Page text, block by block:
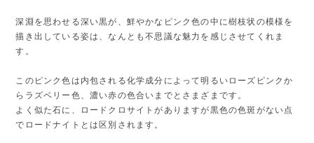
深淵を思わせる深い黒が、鮮やかなピンク色の中に樹枝状の模様を
描き出している姿は、なんとも不思議な魅力を感じさせてくれま
す。
このピンク色は内包される化学成分によって明るいローズピンクか
らラズベリー色、濃い赤の色合いまでとさまざまです。
よく似た石に、ロードクロサイトがありますが黒色の色斑がない点
でロードナイトとは区別されます。